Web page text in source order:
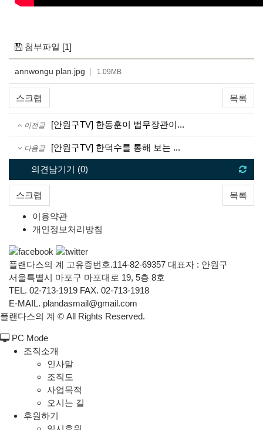
첨부파일 [1]
annwongu plan.jpg 1.09MB
스크랩 목록
이전글 [안원구TV] 한동훈이 법무장관이...
다음글 [안원구TV] 한덕수를 통해 보는 ...
의견남기기 (0)
스크랩 목록
이용약관
개인정보처리방침
플랜다스의 계 고유증번호.114-82-69357 대표자 : 안원구
서울특별시 마포구 마포대로 19, 5층 8호
TEL. 02-713-1919 FAX. 02-713-1918
E-MAIL. plandasmail@gmail.com
플랜다스의 계 © All Rights Reserved.
PC Mode
조직소개
인사말
조직도
사업목적
오시는 길
후원하기